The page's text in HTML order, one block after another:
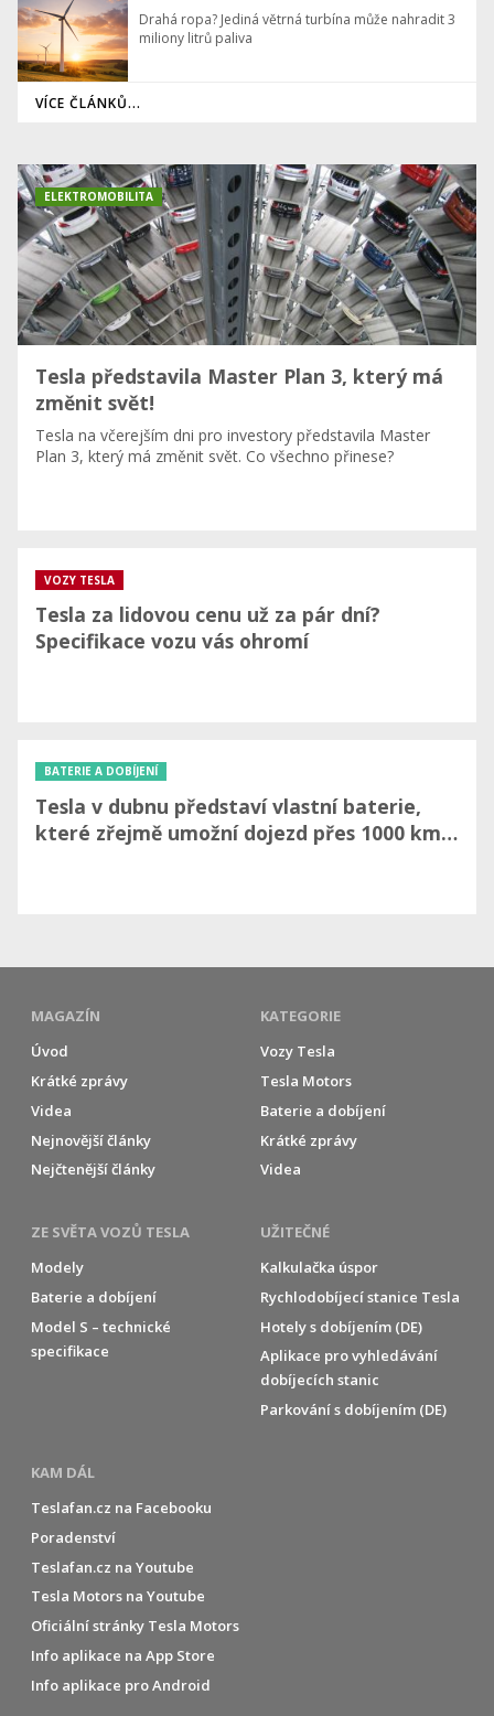
Drahá ropa? Jediná větrná turbína může nahradit 3
miliony litrů paliva
VÍCE ČLÁNKŮ...
Tesla představila Master Plan 3, který má
změnit svět!
Tesla na včerejším dni pro investory představila Master
Plan 3, který má změnit svět. Co všechno přinese?
ELEKTROMOBILITA
Tesla za lidovou cenu už za pár dní?
Specifikace vozu vás ohromí
VOZY TESLA
Tesla v dubnu představí vlastní baterie,
které zřejmě umožní dojezd přes 1000 km…
BATERIE A DOBÍJENÍ
MAGAZÍN
Úvod
Krátké zprávy
Videa
Nejnovější články
Nejčtenější články
KATEGORIE
Vozy Tesla
Tesla Motors
Baterie a dobíjení
Krátké zprávy
Videa
ZE SVĚTA VOZŮ TESLA
Modely
Baterie a dobíjení
Model S – technické
specifikace
UŽITEČNÉ
Kalkulačka úspor
Rychlodobíjecí stanice Tesla
Hotely s dobíjením (DE)
Aplikace pro vyhledávání
dobíjecích stanic
Parkování s dobíjením (DE)
KAM DÁL
Teslafan.cz na Facebooku
Poradenství
Teslafan.cz na Youtube
Tesla Motors na Youtube
Oficiální stránky Tesla Motors
Info aplikace na App Store
Info aplikace pro Android